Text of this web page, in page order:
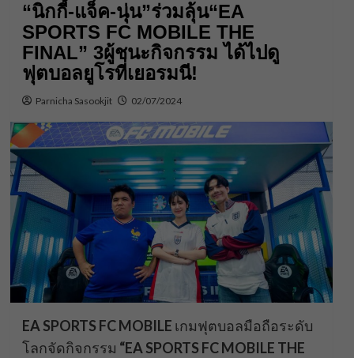
“นิกกี้-แจ็ค-นุ่น”ร่วมลุ้น“EA
SPORTS FC MOBILE THE
FINAL” 3ผู้ชนะกิจกรรม ได้ไปดู
ฟุตบอลยูโรที่เยอรมนี!
Parnicha Sasookjit 02/07/2024
EA SPORTS FC MOBILE เกมฟุตบอลมือถือระดับ
โลกจัดกิจกรรม “EA SPORTS FC MOBILE THE